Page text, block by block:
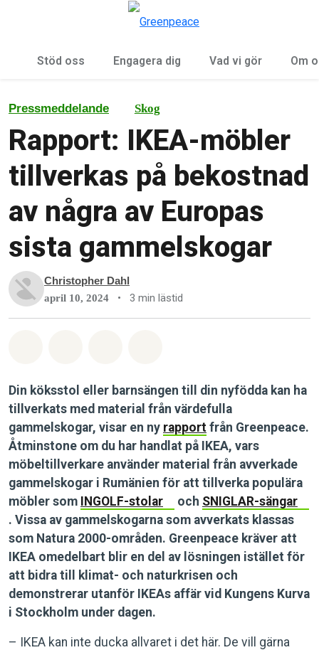
Stöd oss Engagera dig Vad vi gör Om
Pressmeddelande Skog
Rapport: IKEA-möbler
tillverkas på bekostnad
av några av Europas
sista gammelskogar
Christopher Dahl
april 10, 2024 • 3 min lästid
Din köksstol eller barnsängen till din nyfödda kan ha
tillverkats med material från värdefulla
gammelskogar, visar en ny rapport från Greenpeace.
Åtminstone om du har handlat på IKEA, vars
möbeltillverkare använder material från avverkade
gammelskogar i Rumänien för att tillverka populära
möbler som INGOLF-stolar och SNIGLAR-sängar
. Vissa av gammelskogarna som avverkats klassas
som Natura 2000-områden. Greenpeace kräver att
IKEA omedelbart blir en del av lösningen istället för
att bidra till klimat- och naturkrisen och
demonstrerar utanför IKEAs affär vid Kungens Kurva
i Stockholm under dagen.
– IKEA kan inte ducka allvaret i det här. De vill gärna